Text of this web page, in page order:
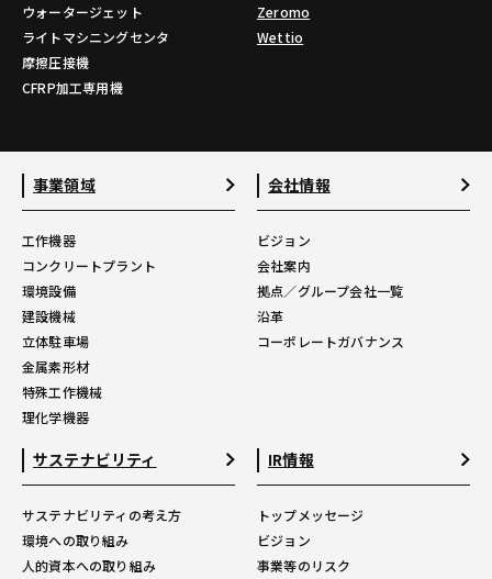
ウォータージェット
ライトマシニングセンタ
摩擦圧接機
CFRP加工専用機
Zeromo
Wettio
事業領域
工作機器
コンクリートプラント
環境設備
建設機械
立体駐車場
金属素形材
特殊工作機械
理化学機器
会社情報
ビジョン
会社案内
拠点／グループ会社一覧
沿革
コーポレートガバナンス
サステナビリティ
サステナビリティの考え方
環境への取り組み
人的資本への取り組み
IR情報
トップメッセージ
ビジョン
事業等のリスク